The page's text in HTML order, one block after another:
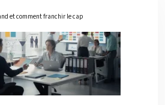
et comment franchir le cap